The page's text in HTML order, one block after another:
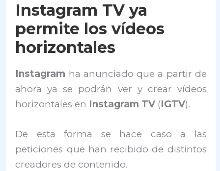
Instagram TV ya
permite los vídeos
horizontales
Instagram ha anunciado que a partir de
ahora ya se podrán ver y crear vídeos
horizontales en Instagram TV (IGTV).
De esta forma se hace caso a las
peticiones que han recibido de distintos
creadores de contenido.